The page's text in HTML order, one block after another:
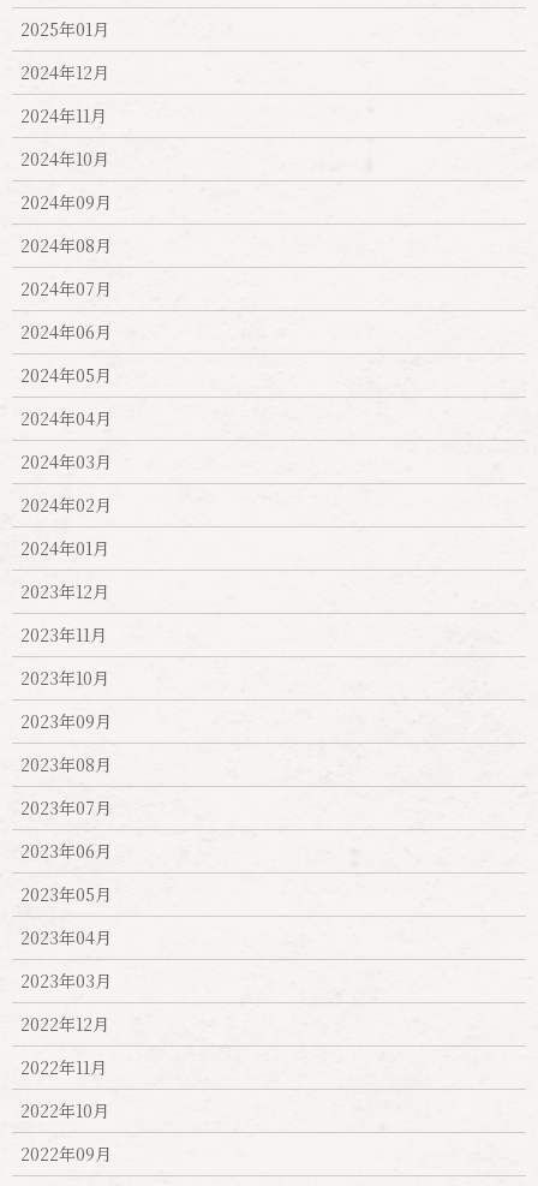
2025年01月
2024年12月
2024年11月
2024年10月
2024年09月
2024年08月
2024年07月
2024年06月
2024年05月
2024年04月
2024年03月
2024年02月
2024年01月
2023年12月
2023年11月
2023年10月
2023年09月
2023年08月
2023年07月
2023年06月
2023年05月
2023年04月
2023年03月
2022年12月
2022年11月
2022年10月
2022年09月